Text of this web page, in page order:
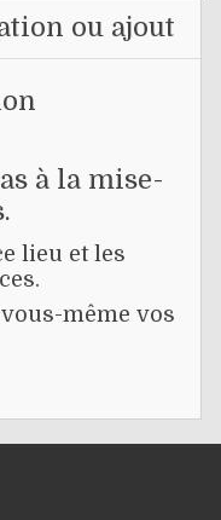
ou ajout
à la mise-
lieu et les
même vos